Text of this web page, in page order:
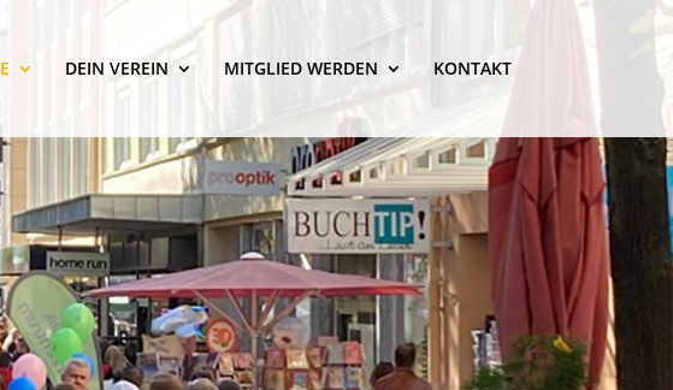
DEIN VEREIN MITGLIED WERDEN KONTAKT